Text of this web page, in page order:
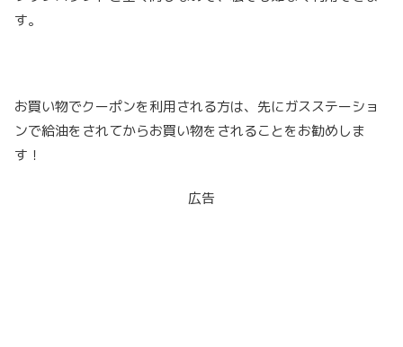
す。
お買い物でクーポンを利用される方は、先にガスステーショ
ンで給油をされてからお買い物をされることをお勧めしま
す！
広告